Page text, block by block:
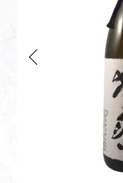
Previous